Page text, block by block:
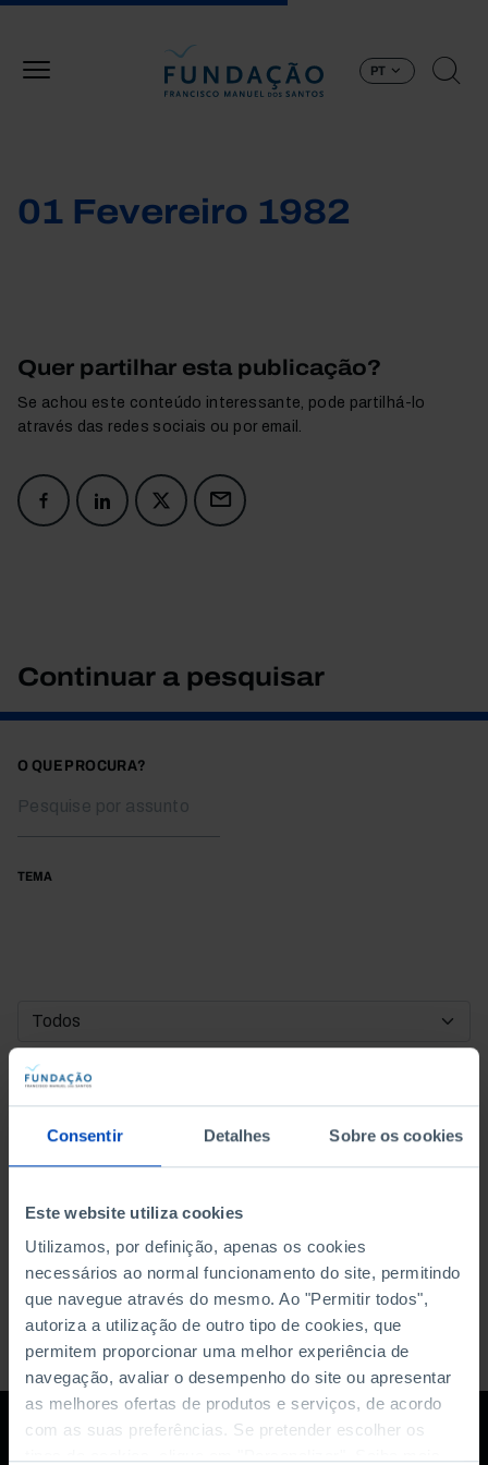
Consentir Detalhes Sobre os cookies
Este website utiliza cookies
Utilizamos, por definição, apenas os cookies
necessários ao normal funcionamento do site, permitindo
que navegue através do mesmo. Ao "Permitir todos",
autoriza a utilização de outro tipo de cookies, que
permitem proporcionar uma melhor experiência de
navegação, avaliar o desempenho do site ou apresentar
as melhores ofertas de produtos e serviços, de acordo
com as suas preferências. Se pretender escolher os
PT
01 Fevereiro 1982
Quer partilhar esta publicação?
Se achou este conteúdo interessante, pode partilhá-lo
através das redes sociais ou por email.
Continuar a pesquisar
O QUE PROCURA?
TEMA
DATA DE INÍCIO
DATA DE FIM